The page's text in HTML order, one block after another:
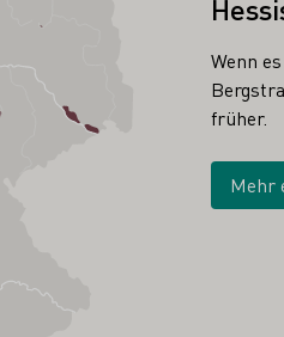
Wenn
früher.
Mehr